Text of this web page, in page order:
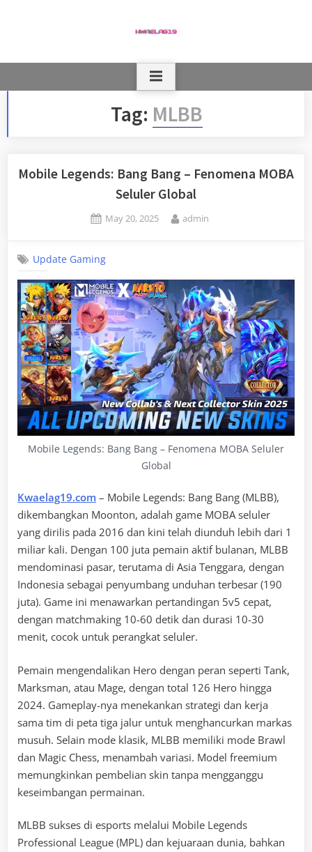
Tag: MLBB
Mobile Legends: Bang Bang – Fenomena MOBA
Seluler Global
Posted
May 20, 2025 By
admin
Update Gaming
Mobile Legends: Bang Bang – Fenomena MOBA Seluler
Global
Kwaelag19.com – Mobile Legends: Bang Bang (MLBB),
dikembangkan Moonton, adalah game MOBA seluler
yang dirilis pada 2016 dan kini telah diunduh lebih dari 1
miliar kali. Dengan 100 juta pemain aktif bulanan, MLBB
mendominasi pasar, terutama di Asia Tenggara, dengan
Indonesia sebagai penyumbang unduhan terbesar (190
juta). Game ini menawarkan pertandingan 5v5 cepat,
dengan matchmaking 10-60 detik dan durasi 10-30
menit, cocok untuk perangkat seluler.
Pemain mengendalikan Hero dengan peran seperti Tank,
Marksman, atau Mage, dengan total 126 Hero hingga
2024. Gameplay-nya menekankan strategi dan kerja
sama tim di peta tiga jalur untuk menghancurkan markas
musuh. Selain mode klasik, MLBB memiliki mode Brawl
dan Magic Chess, menambah variasi. Model freemium
memungkinkan pembelian skin tanpa mengganggu
keseimbangan permainan.
MLBB sukses di esports melalui Mobile Legends
Professional League (MPL) dan kejuaraan dunia, bahkan